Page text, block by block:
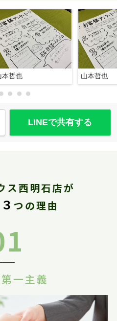
本哲也 山本哲也
LINEで共有する
ス西明石店が
３ つの理由
一主義